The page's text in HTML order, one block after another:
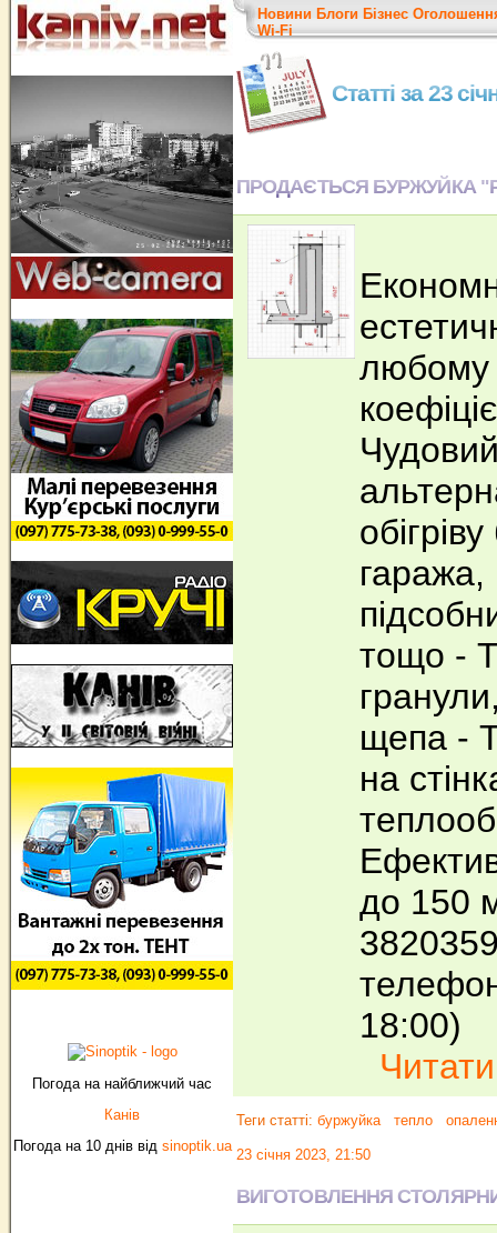
Погода на найближчий час
Канів
Погода на 10 днів від sinoptik.ua
Новини Блоги Бізнес
Wi-Fi
Статті за 23
ПРОДАЄТЬСЯ БУРЖУЙКА
любому
гаража,
тощо -
щепа -
на
до 150
18:00)
Теги статті: буржуйка тепло
23 січня 2023, 21:50
ВИГОТОВЛЕННЯ